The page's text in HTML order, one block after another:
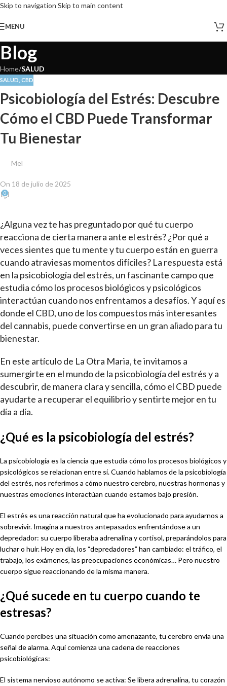
Skip to navigation Skip to main content
MENU
Blog
Home/SALUD
SALUD CBD
Psicobiología del Estrés: Descubre
Cómo el CBD Puede Transformar
Tu Bienestar
Mel
On 18 de julio de 2025
0
¿Alguna vez te has preguntado por qué tu cuerpo
reacciona de cierta manera ante el estrés? ¿Por qué a
veces sientes que tu mente y tu cuerpo están en guerra
cuando atraviesas momentos difíciles? La respuesta está
en la psicobiología del estrés, un fascinante campo que
estudia cómo los procesos biológicos y psicológicos
interactúan cuando nos enfrentamos a desafíos. Y aquí es
donde el CBD, uno de los compuestos más interesantes
del cannabis, puede convertirse en un gran aliado para tu
bienestar.
En este artículo de La Otra Maria, te invitamos a
sumergirte en el mundo de la psicobiología del estrés y a
descubrir, de manera clara y sencilla, cómo el CBD puede
ayudarte a recuperar el equilibrio y sentirte mejor en tu
día a día.
¿Qué es la psicobiología del estrés?
La psicobiología es la ciencia que estudia cómo los procesos biológicos y
psicológicos se relacionan entre sí. Cuando hablamos de la psicobiología
del estrés, nos referimos a cómo nuestro cerebro, nuestras hormonas y
nuestras emociones interactúan cuando estamos bajo presión.
El estrés es una reacción natural que ha evolucionado para ayudarnos a
sobrevivir. Imagina a nuestros antepasados enfrentándose a un
depredador: su cuerpo liberaba adrenalina y cortisol, preparándolos para
luchar o huir. Hoy en día, los “depredadores” han cambiado: el tráfico, el
trabajo, los exámenes, las preocupaciones económicas… Pero nuestro
cuerpo sigue reaccionando de la misma manera.
¿Qué sucede en tu cuerpo cuando te
estresas?
Cuando percibes una situación como amenazante, tu cerebro envía una
señal de alarma. Aquí comienza una cadena de reacciones
psicobiológicas:
El sistema nervioso autónomo se activa: Se libera adrenalina, tu corazón